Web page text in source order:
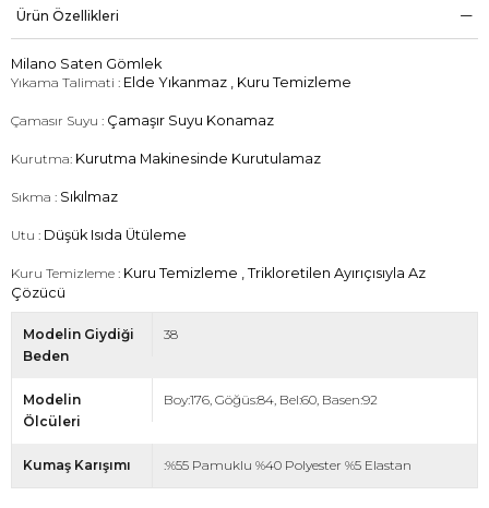
Ürün Özellikleri
Milano Saten Gömlek
Yıkama Talimati : Elde Yıkanmaz , Kuru Temizleme
Çamasır Suyu : Çamaşır Suyu Konamaz
Kurutma: Kurutma Makinesinde Kurutulamaz
Sıkma : Sıkılmaz
Utu : Düşük Isıda Ütüleme
Kuru Temizleme : Kuru Temizleme , Trikloretilen Ayırıçısıyla Az
Çözücü
Modelin Giydiği
Beden
38
Modelin
Ölcüleri
Boy:176, Göğüs:84, Bel:60, Basen:92
Kumaş Karışımı :%55 Pamuklu %40 Polyester %5 Elastan